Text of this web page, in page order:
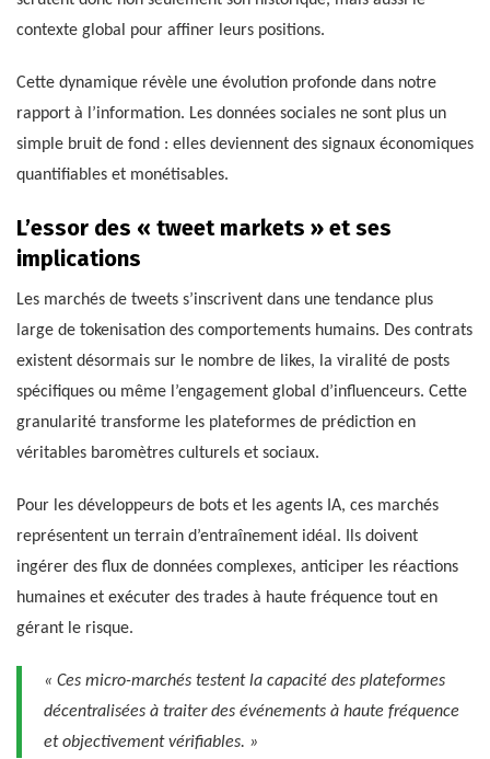
contexte global pour affiner leurs positions.
Cette dynamique révèle une évolution profonde dans notre
rapport à l’information. Les données sociales ne sont plus un
simple bruit de fond : elles deviennent des signaux économiques
quantifiables et monétisables.
L’essor des « tweet markets » et ses
implications
Les marchés de tweets s’inscrivent dans une tendance plus
large de tokenisation des comportements humains. Des contrats
existent désormais sur le nombre de likes, la viralité de posts
spécifiques ou même l’engagement global d’influenceurs. Cette
granularité transforme les plateformes de prédiction en
véritables baromètres culturels et sociaux.
Pour les développeurs de bots et les agents IA, ces marchés
représentent un terrain d’entraînement idéal. Ils doivent
ingérer des flux de données complexes, anticiper les réactions
humaines et exécuter des trades à haute fréquence tout en
gérant le risque.
« Ces micro-marchés testent la capacité des plateformes
décentralisées à traiter des événements à haute fréquence
et objectivement vérifiables. »